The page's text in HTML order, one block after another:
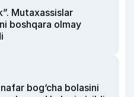
Mutaxassislar
boshqara olmay
bog‘cha bolasini